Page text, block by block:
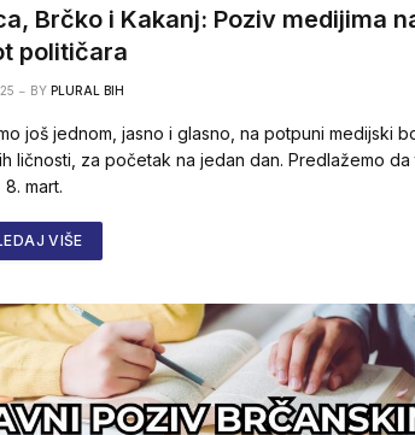
Brčko i Kakanj: Poziv medijima
političara
BY PLURAL BIH
još jednom, jasno i glasno, na potpuni medijski
ličnosti, za početak na jedan dan. Predlažemo
mart.
VIŠE